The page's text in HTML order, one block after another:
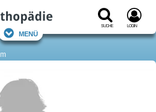
Suche Login
Menü